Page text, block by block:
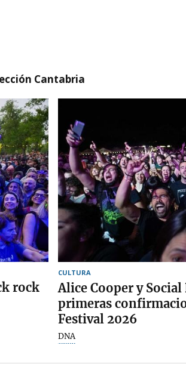
Cantabria
rock
CULTURA
Alice Cooper y
primeras
Festival 2026
DNA